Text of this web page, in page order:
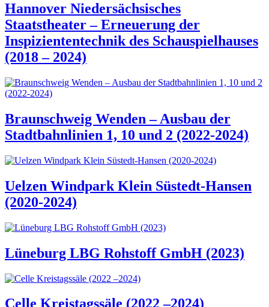
Hannover Niedersächsisches
Staatstheater – Erneuerung der
Inspiziententechnik des Schauspielhauses
(2018 – 2024)
Braunschweig Wenden – Ausbau der
Stadtbahnlinien 1, 10 und 2 (2022-2024)
Uelzen Windpark Klein Süstedt-Hansen
(2020-2024)
Lüneburg LBG Rohstoff GmbH (2023)
Celle Kreistagssäle (2022 –2024)